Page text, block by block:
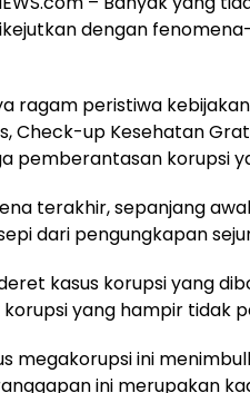
dengan
ragam peristiwa
Check-up Kesehatan
pemberantasan korupsi
terakhir, sepanjang
dari pengungkapan
kasus korupsi yang
yang hampir tidak
megakorupsi ini
ini merupakan